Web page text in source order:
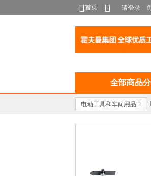
首页 请登录
全部商品
电动工具和车间用品